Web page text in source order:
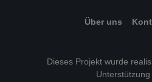
Über uns
Dieses Projekt wurde